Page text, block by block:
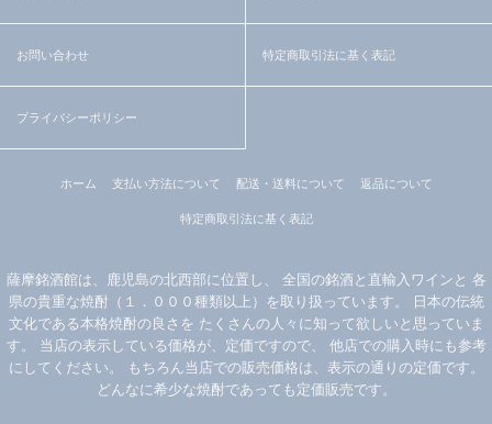
お問い合わせ 特定商取引法に基く表記
プライバシーポリシー
ホーム 支払い方法について 配送・送料について 返品について
特定商取引法に基く表記
薩摩銘酒館は、鹿児島の北西部に位置し、 全国の銘酒と直輸入ワインと 各
県の貴重な焼酎（１．０００種類以上）を取り扱っています。 日本の伝統
文化である本格焼酎の良さを たくさんの人々に知って欲しいと思っていま
す。 当店の表示している価格が、定価ですので、 他店での購入時にも参考
にしてください。 もちろん当店での販売価格は、表示の通りの定価です。
どんなに希少な焼酎であっても定価販売です。